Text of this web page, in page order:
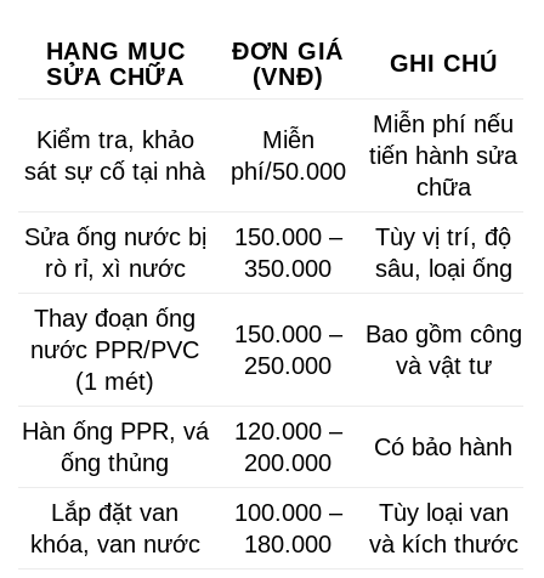
HẠNG MỤC
SỬA CHỮA
ĐƠN GIÁ
(VNĐ)
GHI CHÚ
Kiểm tra, khảo
sát sự cố tại nhà
Miễn
phí/50.000
Miễn phí nếu
tiến hành sửa
chữa
Sửa ống nước bị
rò rỉ, xì nước
150.000 –
350.000
Tùy vị trí, độ
sâu, loại ống
Thay đoạn ống
nước PPR/PVC
(1 mét)
150.000 –
250.000
Bao gồm công
và vật tư
Hàn ống PPR, vá
ống thủng
120.000 –
200.000
Có bảo hành
Lắp đặt van
khóa, van nước
100.000 –
180.000
Tùy loại van
và kích thước